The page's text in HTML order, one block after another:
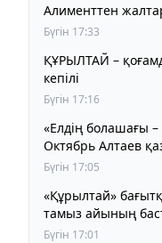
Алименттен
Бүгін 17:33
ҚҰРЫЛТАЙ – қоғамдық келісімнің конституциялық
кепілі
Бүгін 17:16
«Елдің болашағы
Октябрь Алтаев
үндеу жасады
Бүгін 17:05
«Құрылтай»
тамыз айының
бастады
Бүгін 17:01